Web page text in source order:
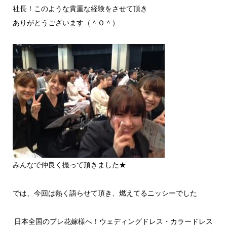
社長！このような貴重な経験をさせて頂き
ありがとうございます（＾Ｏ＾）
みんなで仲良く撮って頂きました★
では、今回は熱く語らせて頂き、燃えてるニッシーでした
日本全国のプレ花嫁様へ！ウェディングドレス・カラードレス